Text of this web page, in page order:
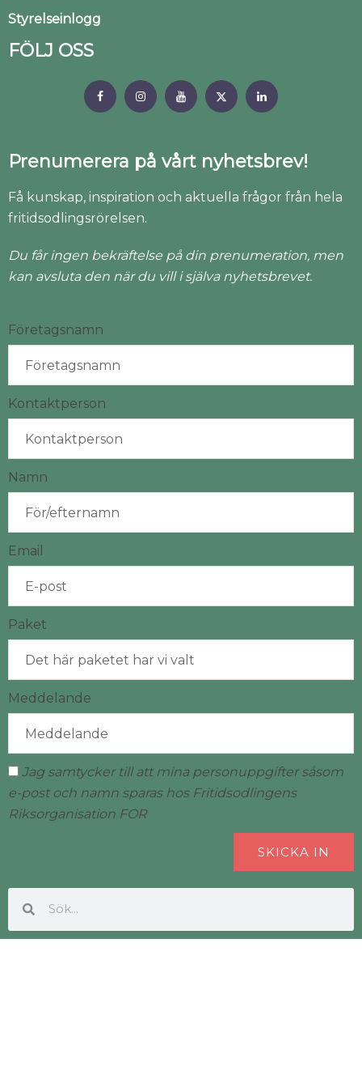
Styrelseinlogg
FÖLJ OSS
Prenumerera på vårt nyhetsbrev!
Få kunskap, inspiration och aktuella frågor från hela
fritidsodlingsrörelsen.
Du får ingen bekräftelse på din prenumeration, men
kan avsluta den när du vill i själva nyhetsbrevet.
Företagsnamn
Kontaktperson
Namn
Email
Paket
Meddelande
Jag samtycker till att mina personuppgifter såsom
e-post och namn sparas hos Fritidsodlingens
Riksorganisation FOR
SKICKA IN